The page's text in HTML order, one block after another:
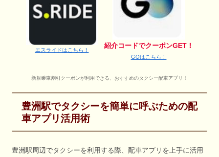
エスライドはこちら！
紹介コードでクーポンGET！
GOはこちら！
新規乗車割引クーポンが利用できる、おすすめのタクシー配車アプリ！
豊洲駅でタクシーを簡単に呼ぶための配
車アプリ活用術
豊洲駅周辺でタクシーを利用する際、配車アプリを上手に活用